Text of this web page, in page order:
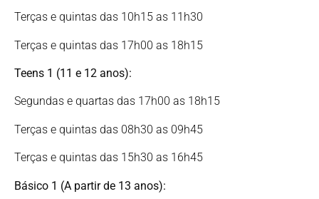
Terças e quintas das 10h15 as 11h30
Terças e quintas das 17h00 as 18h15
Teens 1 (11 e 12 anos):
Segundas e quartas das 17h00 as 18h15
Terças e quintas das 08h30 as 09h45
Terças e quintas das 15h30 as 16h45
Básico 1 (A partir de 13 anos):